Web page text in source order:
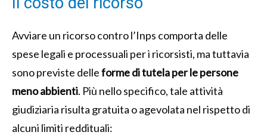
Avviare un ricorso contro l’Inps comporta delle
spese legali e processuali per i ricorsisti, ma tuttavia
sono previste delleforme di tutela per le persone
meno abbienti. Più nello specifico, tale attività
giudiziaria risulta gratuita o agevolata nel rispetto di
alcuni limiti reddituali: